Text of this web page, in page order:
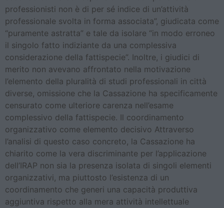
professionisti non è di per sé indice di un’attività
professionale svolta in forma associata”, giudicata come
“puramente astratta” e tale da isolare “in modo erroneo
il singolo fatto indiziante da una complessiva
considerazione della fattispecie”. Inoltre, i giudici di
merito non avevano affrontato nella motivazione
l’elemento della pluralità di studi professionali in città
diverse, omissione che la Cassazione ha specificamente
censurato come ulteriore carenza nell’esame
complessivo della fattispecie. Il coordinamento
organizzativo come elemento decisivo Attraverso
l’analisi di questo caso concreto, la Cassazione ha
chiarito come la vera discriminante per l’applicazione
dell’IRAP non sia la presenza isolata di singoli elementi
organizzativi, ma piuttosto l’esistenza di un
coordinamento che generi una capacità produttiva
aggiuntiva rispetto alla mera attività intellettuale